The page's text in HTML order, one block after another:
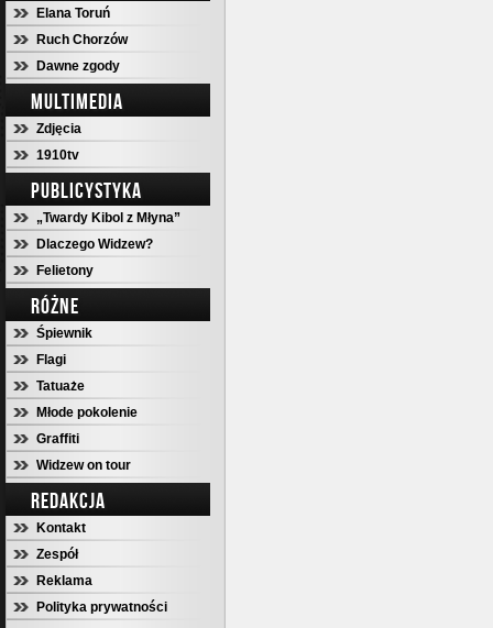
Elana Toruń
Ruch Chorzów
Dawne zgody
MULTIMEDIA
Zdjęcia
1910tv
PUBLICYSTYKA
„Twardy Kibol z Młyna”
Dlaczego Widzew?
Felietony
RÓŻNE
Śpiewnik
Flagi
Tatuaże
Młode pokolenie
Graffiti
Widzew on tour
REDAKCJA
Kontakt
Zespół
Reklama
Polityka prywatności